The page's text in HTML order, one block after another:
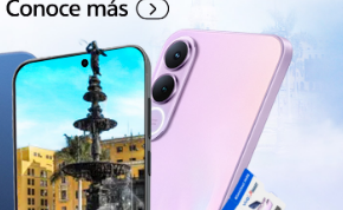
Perú | Seleccione país/región